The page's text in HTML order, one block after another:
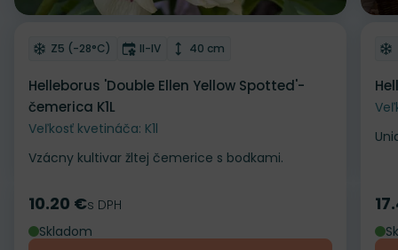
Odober do zoznamu želaní
Mrazuvzdornosť
Z5 (-28°C) Doba kvitnutia
II-IV Výška rastliny
40 cm
Helleborus 'Double Ellen Yellow Spotted'-
čemerica K1L
Veľkosť kvetináča: K1l
Vzácny kultivar žltej čemerice s bodkami.
Cena
10.20 €s DPH
Skladom